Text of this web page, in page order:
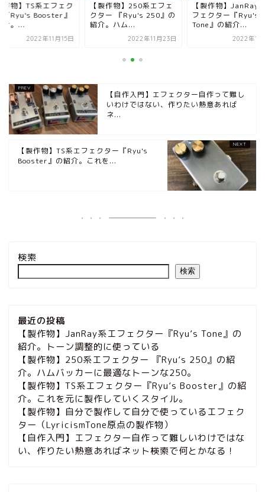
作物】TS系エフェク
『Ryu's Booster』
介。...
2022年11月15日
【製作物】250系エフェ
クター 『Ryu's 250』の
紹介。ハム...
2022年11月23日
【製作物】JanRay
フェクター『Ryu's
Tone』の紹介...
2022年12
【自作入門】エフェクター自作って難し
いわけではない、作りたい熱意あれば
ネ...
【製作物】TS系エフェクター『Ryu's
Booster』の紹介。これを...
検索
検索
最近の投稿
【製作物】JanRay系エフェクター『Ryu’s Tone』の
紹介。トーン調整的に使っている
【製作物】250系エフェクター 『Ryu’s 250』の紹
介。ハムバッカーに最適なトーンな250。
【製作物】TS系エフェクター『Ryu’s Booster』の紹
介。これを元に製作していくスタイル。
【製作物】自分で製作して自分で使っているエフェク
ター（LyricismTone原点の製作物）
【自作入門】エフェクター自作って難しいわけではな
い、作りたい熱意あればネット検索で何とかなる！